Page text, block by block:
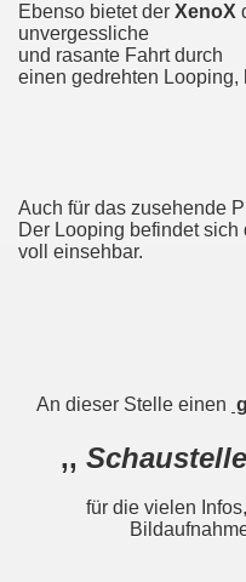
Ebenso bietet der XenoX
unvergessliche
und rasante Fahrt durch
einen gedrehten
Auch für das zusehende
Der Looping befindet
voll einsehbar.
An dieser Stelle einen
,,
für die vielen Infos,